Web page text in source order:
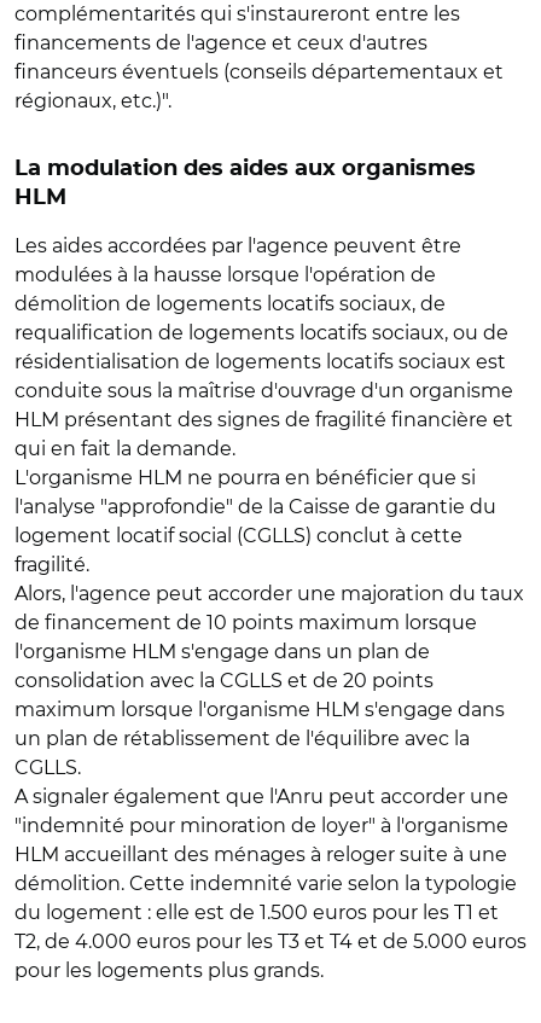
complémentarités qui s'instaureront entre les
financements de l'agence et ceux d'autres
financeurs éventuels (conseils départementaux et
régionaux, etc.)".
La modulation des aides aux organismes
HLM
Les aides accordées par l'agence peuvent être
modulées à la hausse lorsque l'opération de
démolition de logements locatifs sociaux, de
requalification de logements locatifs sociaux, ou de
résidentialisation de logements locatifs sociaux est
conduite sous la maîtrise d'ouvrage d'un organisme
HLM présentant des signes de fragilité financière et
qui en fait la demande.
L'organisme HLM ne pourra en bénéficier que si
l'analyse "approfondie" de la Caisse de garantie du
logement locatif social (CGLLS) conclut à cette
fragilité.
Alors, l'agence peut accorder une majoration du taux
de financement de 10 points maximum lorsque
l'organisme HLM s'engage dans un plan de
consolidation avec la CGLLS et de 20 points
maximum lorsque l'organisme HLM s'engage dans
un plan de rétablissement de l'équilibre avec la
CGLLS.
A signaler également que l'Anru peut accorder une
"indemnité pour minoration de loyer" à l'organisme
HLM accueillant des ménages à reloger suite à une
démolition. Cette indemnité varie selon la typologie
du logement : elle est de 1.500 euros pour les T1 et
T2, de 4.000 euros pour les T3 et T4 et de 5.000 euros
pour les logements plus grands.